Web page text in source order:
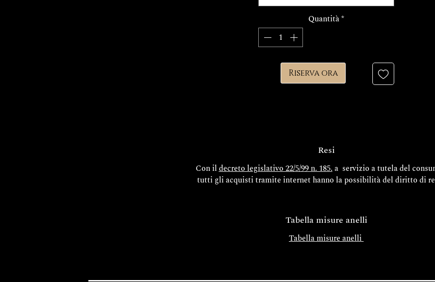
15/20 giorni lavorativi.
FINITURE
Quantità*
Riserva ora
Resi
Con ildecreto legislativo 22/5/99 n. 185.a servizio a tutela del
tutti gli acquisti tramite internet hanno la possibilità del diritto di
Tabella misure anelli
Tabella misure anelli